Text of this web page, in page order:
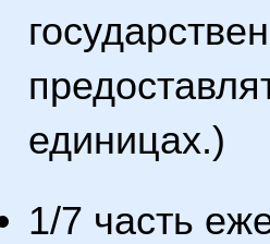
единицах.)
1/7 часть